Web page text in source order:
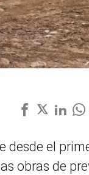
desde el
obras de